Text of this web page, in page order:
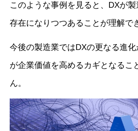
このような事例を見ると、DXが
存在になりつつあることが理解で
今後の製造業ではDXの更なる進
が企業価値を高めるカギとなるこ
ん。